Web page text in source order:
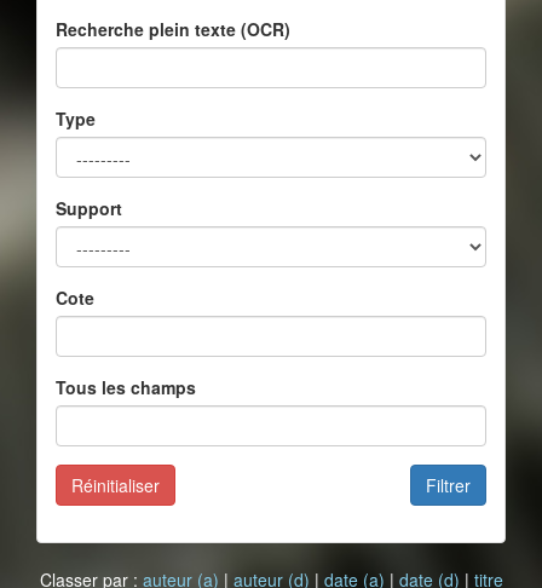
Recherche plein texte (OCR)
Type
Support
Cote
Tous les champs
Filtrer
Réinitialiser
Classer par : auteur (a) | auteur (d) | date (a) | date (d) | titre